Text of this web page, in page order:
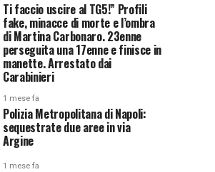
Ti faccio uscire al TG5!” Profili
fake, minacce di morte e l’ombra
di Martina Carbonaro. 23enne
perseguita una 17enne e finisce in
manette. Arrestato dai
Carabinieri
1 mese fa
Polizia Metropolitana di Napoli:
sequestrate due aree in via
Argine
1 mese fa